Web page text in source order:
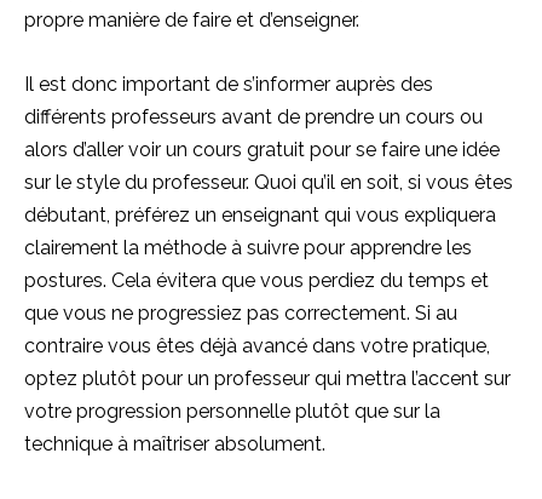
propre manière de faire et d’enseigner.
Il est donc important de s’informer auprès des
différents professeurs avant de prendre un cours ou
alors d’aller voir un cours gratuit pour se faire une idée
sur le style du professeur. Quoi qu’il en soit, si vous êtes
débutant, préférez un enseignant qui vous expliquera
clairement la méthode à suivre pour apprendre les
postures. Cela évitera que vous perdiez du temps et
que vous ne progressiez pas correctement. Si au
contraire vous êtes déjà avancé dans votre pratique,
optez plutôt pour un professeur qui mettra l’accent sur
votre progression personnelle plutôt que sur la
technique à maîtriser absolument.